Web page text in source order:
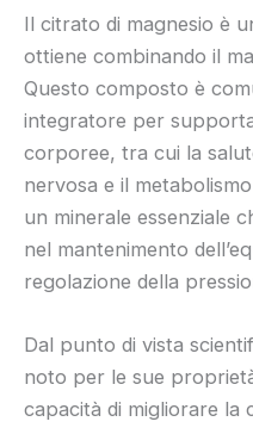
Il citrato di magnesio è
ottiene combinando il
Questo composto è
integratore per
corporee, tra cui la
nervosa e il
un minerale essenziale
nel mantenimento
regolazione della
Dal punto di vista
noto per le sue
capacità di migliorare la